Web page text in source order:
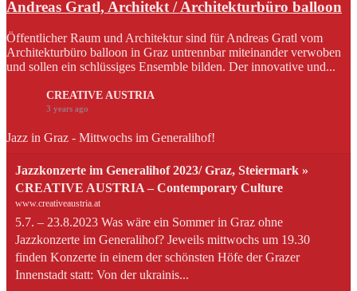
Andreas Gratl, Architekt / Architekturbüro balloon
Öffentlicher Raum und Architektur sind für Andreas Gratl vom
Architekturbüro balloon in Graz untrennbar miteinander verwoben
und sollen ein schlüssiges Ensemble bilden. Der innovative und...
CREATIVE AUSTRIA
3 years ago
Jazz in Graz - Mittwochs im Generalihof!
Jazzkonzerte im Generalihof 2023/ Graz, Steiermark »
CREATIVE AUSTRIA – Contemporary Culture
www.creativeaustria.at
5.7. – 23.8.2023 Was wäre ein Sommer in Graz ohne
Jazzkonzerte im Generalihof? Jeweils mittwochs um 19.30
finden Konzerte in einem der schönsten Höfe der Grazer
Innenstadt statt: Von der ukrainis...